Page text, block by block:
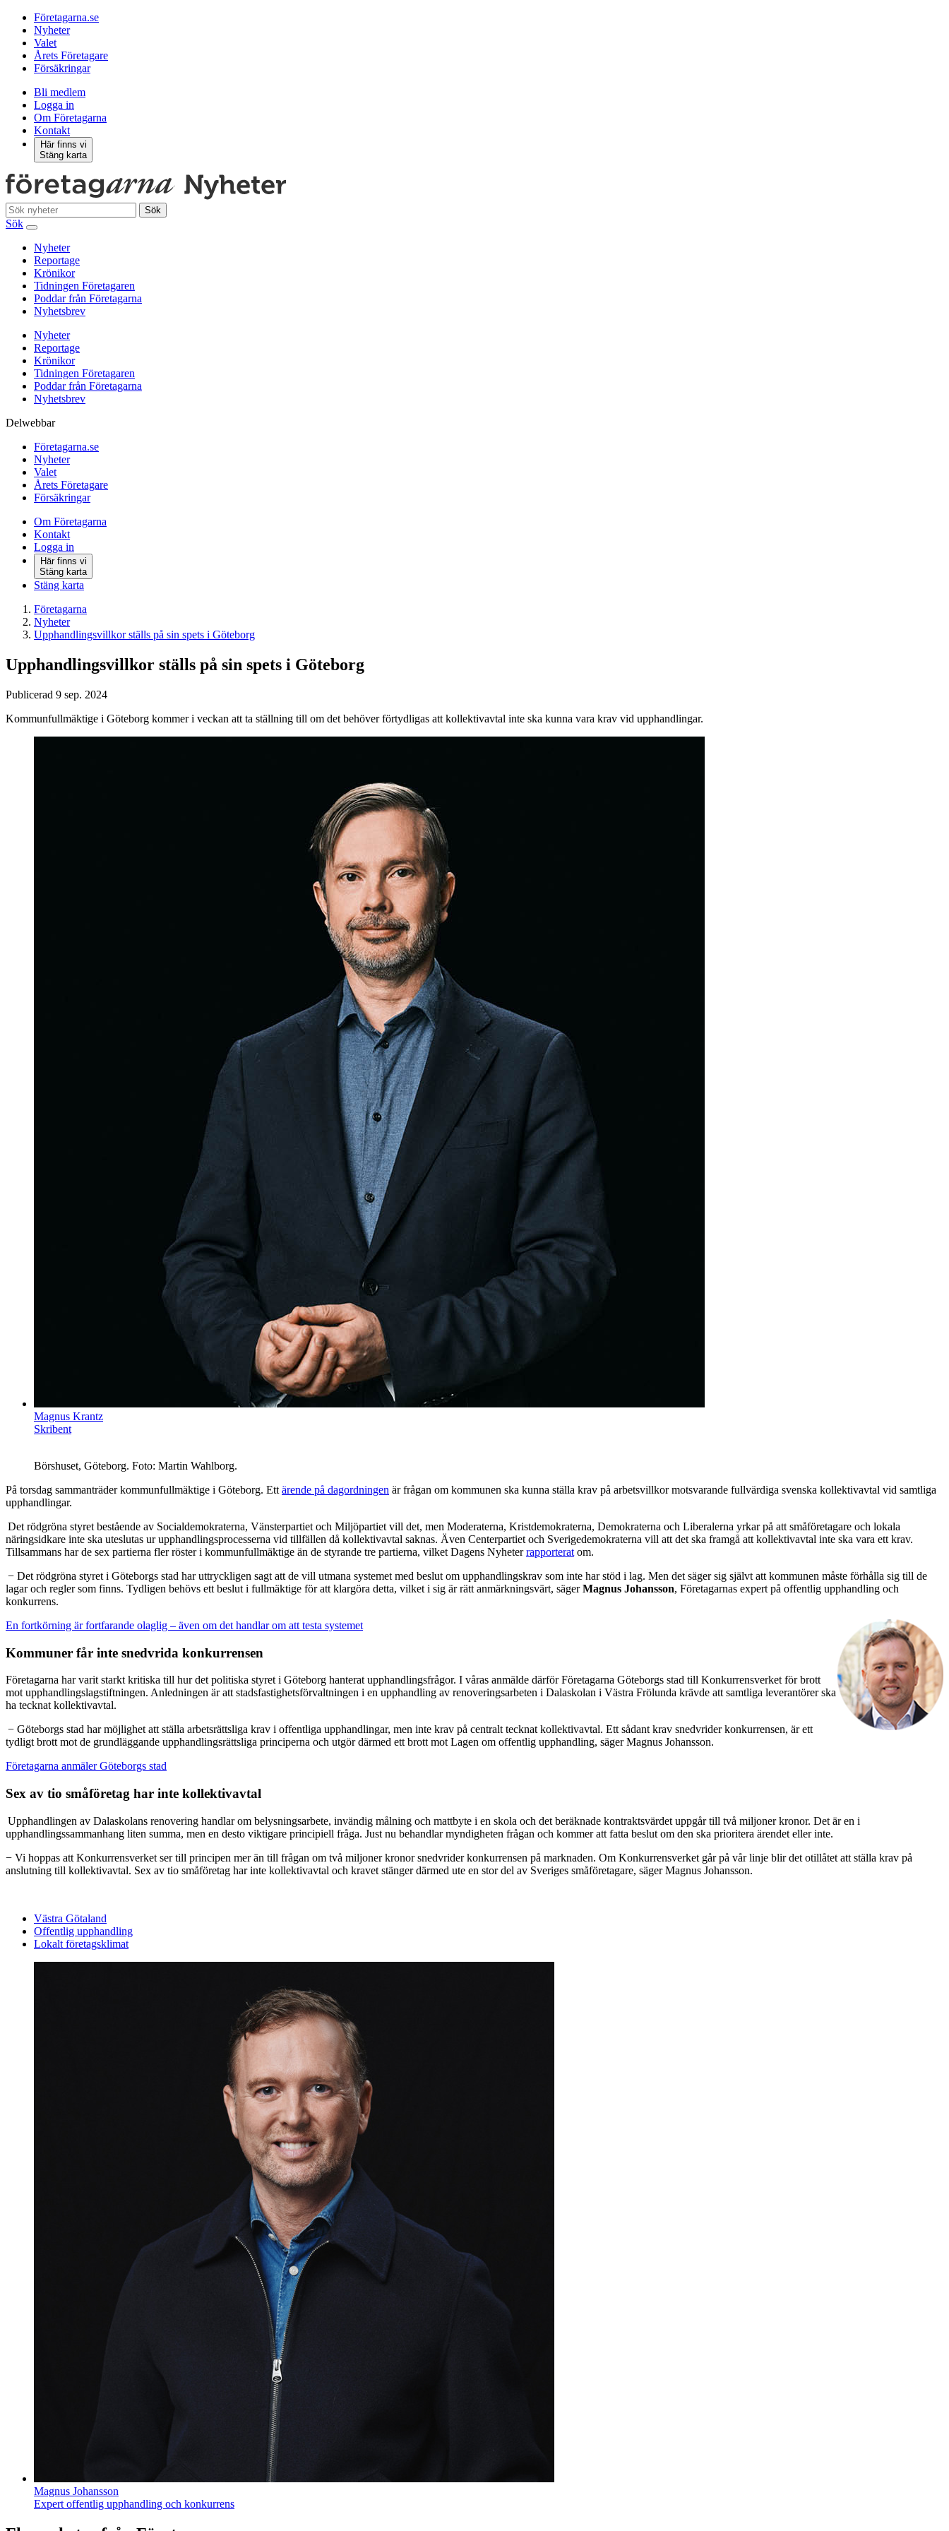
Företagarna.se
Nyheter
Valet
Årets Företagare
Försäkringar
Bli medlem
Logga in
Om Företagarna
Kontakt
Här finns vi
Stäng karta
Sök
Sök
Nyheter
Reportage
Krönikor
Tidningen Företagaren
Poddar från Företagarna
Nyhetsbrev
Nyheter
Reportage
Krönikor
Tidningen Företagaren
Poddar från Företagarna
Nyhetsbrev
Delwebbar
Företagarna.se
Nyheter
Valet
Årets Företagare
Försäkringar
Om Företagarna
Kontakt
Logga in
Här finns vi
Stäng karta
Stäng karta
Företagarna
Nyheter
Upphandlingsvillkor ställs på sin spets i Göteborg
Upphandlingsvillkor ställs på sin spets i Göteborg
Publicerad 9 sep. 2024
Kommunfullmäktige i Göteborg kommer i veckan att ta ställning till om det behöver förtydligas att kollektivavtal inte ska kunna vara krav vid upphandlingar.
Magnus Krantz
Skribent
Börshuset, Göteborg. Foto: Martin Wahlborg.
På torsdag sammanträder kommunfullmäktige i Göteborg. Ett ärende på dagordningen är frågan om kommunen ska kunna ställa krav på arbetsvillkor motsvarande fullvärdiga svenska kollektivavtal vid samtliga
upphandlingar.
Det rödgröna styret bestående av Socialdemokraterna, Vänsterpartiet och Miljöpartiet vill det, men Moderaterna, Kristdemokraterna, Demokraterna och Liberalerna yrkar på att småföretagare och lokala
näringsidkare inte ska uteslutas ur upphandlingsprocesserna vid tillfällen då kollektivavtal saknas. Även Centerpartiet och Sverigedemokraterna vill att det ska framgå att kollektivavtal inte ska vara ett krav.
Tillsammans har de sex partierna fler röster i kommunfullmäktige än de styrande tre partierna, vilket Dagens Nyheterrapporterat om.
− Det rödgröna styret i Göteborgs stad har uttryckligen sagt att de vill utmana systemet med beslut om upphandlingskrav som inte har stöd i lag. Men det säger sig självt att kommunen måste förhålla sig till de
lagar och regler som finns. Tydligen behövs ett beslut i fullmäktige för att klargöra detta, vilket i sig är rätt anmärkningsvärt, sägerMagnus Johansson, Företagarnas expert på offentlig upphandling och
konkurrens.
En fortkörning är fortfarande olaglig – även om det handlar om att testa systemet
Kommuner får inte snedvrida konkurrensen
Företagarna har varit starkt kritiska till hur det politiska styret i Göteborg hanterat upphandlingsfrågor. I våras anmälde därför Företagarna Göteborgs stad till Konkurrensverket för brott
mot upphandlingslagstiftningen. Anledningen är att stadsfastighetsförvaltningen i en upphandling av renoveringsarbeten i Dalaskolan i Västra Frölunda krävde att samtliga leverantörer ska
ha tecknat kollektivavtal.
− Göteborgs stad har möjlighet att ställa arbetsrättsliga krav i offentliga upphandlingar, men inte krav på centralt tecknat kollektivavtal. Ett sådant krav snedvrider konkurrensen, är ett
tydligt brott mot de grundläggande upphandlingsrättsliga principerna och utgör därmed ett brott mot Lagen om offentlig upphandling, säger Magnus Johansson.
Företagarna anmäler Göteborgs stad
Sex av tio småföretag har inte kollektivavtal
Upphandlingen av Dalaskolans renovering handlar om belysningsarbete, invändig målning och mattbyte i en skola och det beräknade kontraktsvärdet uppgår till två miljoner kronor. Det är en i
upphandlingssammanhang liten summa, men en desto viktigare principiell fråga. Just nu behandlar myndigheten frågan och kommer att fatta beslut om den ska prioritera ärendet eller inte.
− Vi hoppas att Konkurrensverket ser till principen mer än till frågan om två miljoner kronor snedvrider konkurrensen på marknaden. Om Konkurrensverket går på vår linje blir det otillåtet att ställa krav på
anslutning till kollektivavtal. Sex av tio småföretag har inte kollektivavtal och kravet stänger därmed ute en stor del av Sveriges småföretagare, säger Magnus Johansson.
Västra Götaland
Offentlig upphandling
Lokalt företagsklimat
Magnus Johansson
Expert offentlig upphandling och konkurrens